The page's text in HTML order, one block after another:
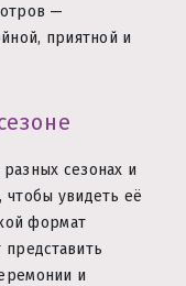
—
приятной и
сезонах и
увидеть её
формат
и